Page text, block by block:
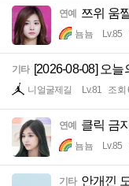
연예 쯔위 움
뇸뇸 Lv.85
기타 [2026-08-08] 오늘
니얼굴제길 Lv.81 조회
연예 클릭 금지
뇸뇸 Lv.85
기타 안개낀